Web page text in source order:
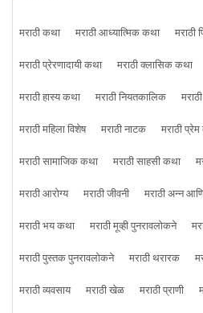
मराठी कथा मराठी आध्यात्मिक कथा
मराठी प्रेरणादायी कथा
मराठी क्लासिक कथा
मराठी हास्य कथा
मराठी नियतकालिक
मराठी महिला विशेष
मराठी नाटक मराठी
मराठी सामाजिक कथा
मराठी साहसी कथा
मराठी आरोग्य
मराठी जीवनी मराठी अन्न
मराठी भय कथा
मराठी मूव्ही पुनरावलोकने
मराठी पुस्तक पुनरावलोकने
मराठी थरारक
मराठी व्यवसाय
मराठी खेळ मराठी प्राणी